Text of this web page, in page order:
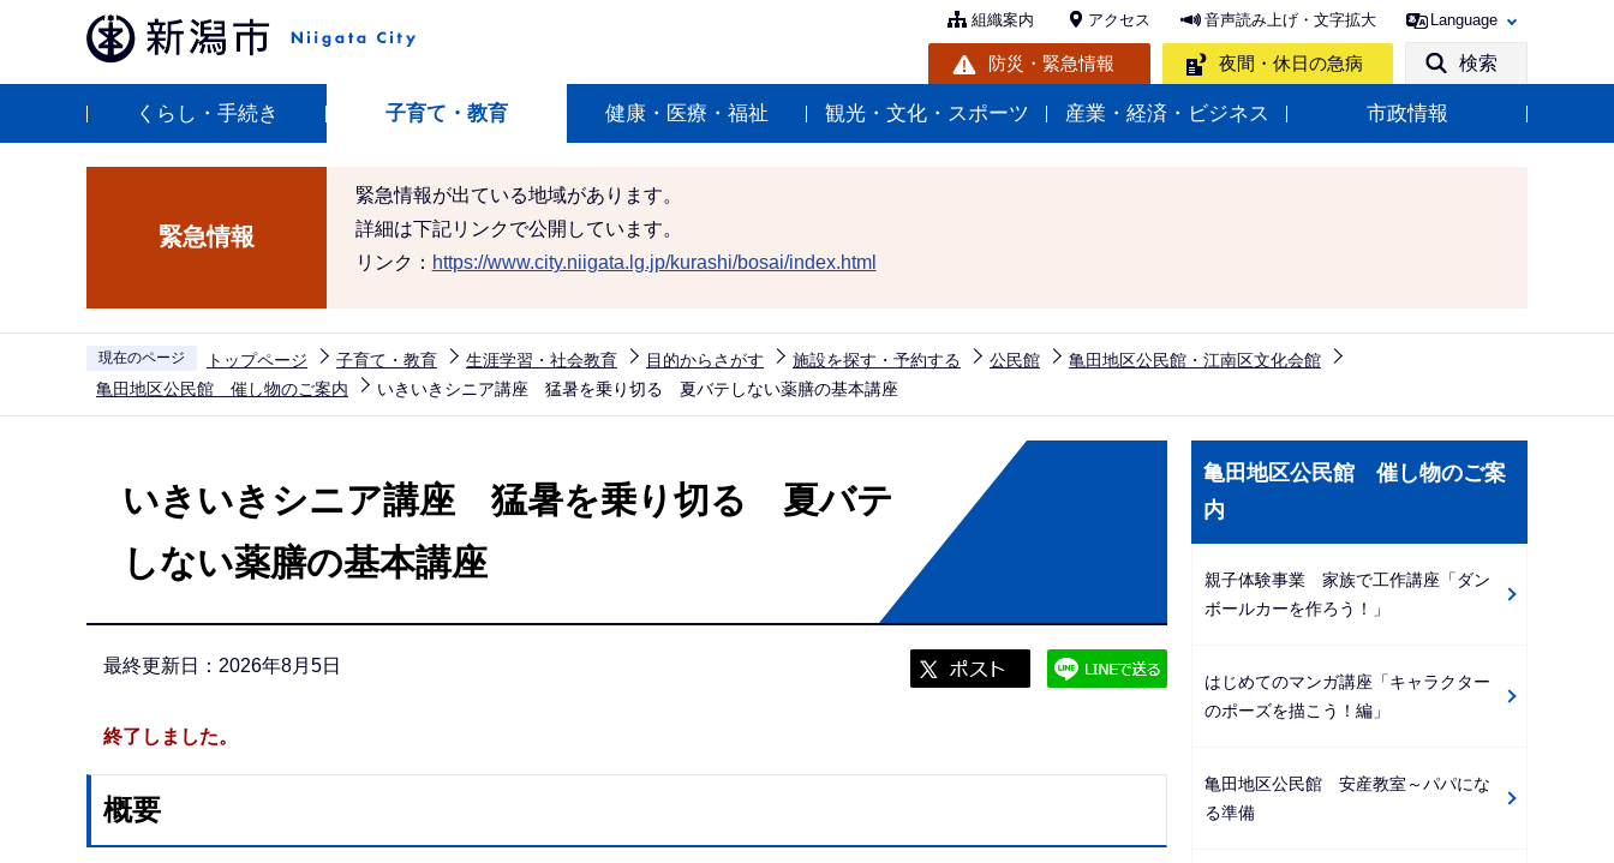
ペ
組織案内 アクセス 音声読み上げ・文字拡大 Language
防災・緊急情報 夜間・休日の急病 検索
くらし・手続き 子育て・教育 健康・医療・福祉 観光・文化・スポーツ 産業・経済・ビジネス 市政情報
緊急情報
緊急情報が出ている地域があります。
詳細は下記リンクで公開しています。
リンク： https://www.city.niigata.lg.jp/kurashi/bosai/index.html
現在のページ トップページ 子育て・教育 生涯学習・社会教育 目的からさがす 施設を探す・予約する 公民館
亀田地区公民館・江南区文化会館
亀田地区公民館 催し物のご案内
いきいきシニア講座 猛暑を乗り切る 夏バテしない薬膳の基本講座
いきいきシニア講座 猛暑を乗り切る 夏バテ
しない薬膳の基本講座
最終更新日：2026年8月5日
終了しました。
概要
サ
ナ
ゲ
ョ
こ
か
亀田地区公民館 催し物のご案
内
親子体験事業 家族で工作講座「ダン
ボールカーを作ろう！」
はじめてのマンガ講座「キャラクター
のポーズを描こう！編」
亀田地区公民館 安産教室～パパにな
る準備